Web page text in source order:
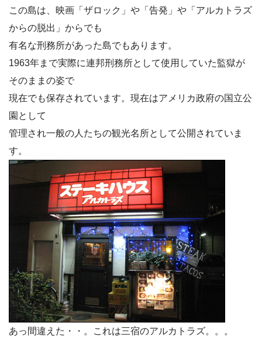
この島は、映画「ザロック」や「告発」や「アルカトラズ
からの脱出」からでも
有名な刑務所があった島でもあります。
1963年まで実際に連邦刑務所として使用していた監獄が
そのままの姿で
現在でも保存されています。現在はアメリカ政府の国立公
園として
管理され一般の人たちの観光名所として公開されていま
す。
あっ間違えた・・。これは三宿のアルカトラズ。。。